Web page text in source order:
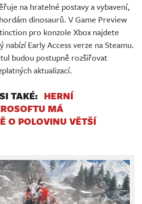
na hratelné postavy a vybavení,
dinosaurů. V Game Preview
pro konzole Xbox najdete
nabízí Early Access verze na Steamu.
budou postupně rozšiřovat
aktualizací.
TAKÉ: HERNÍ
MÁ
O POLOVINU VĚTŠÍ